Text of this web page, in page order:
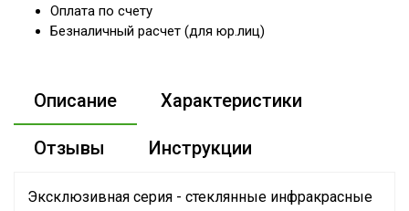
Оплата по счету
Безналичный расчет (для юр.лиц)
Описание Характеристики
Отзывы Инструкции
Эксклюзивная серия - стеклянные инфракрасные